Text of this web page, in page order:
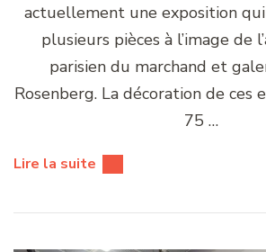
actuellement une exposition
plusieurs pièces à l’image de
parisien du marchand et
Rosenberg. La décoration de ces
75 …
Lire la suite